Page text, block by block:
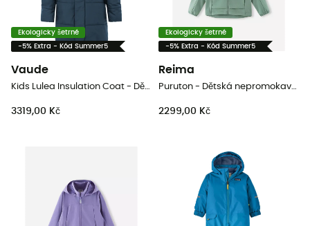
Ekologicky šetrné
-5% Extra - Kód Summer5
Vaude
Kids Lulea Insulation Coat - Dětsky kabát
3319,00 Kč
Ekologicky šetrné
-5% Extra - Kód Summer5
Reima
Puruton - Dětská nepromokavá bunda
2299,00 Kč